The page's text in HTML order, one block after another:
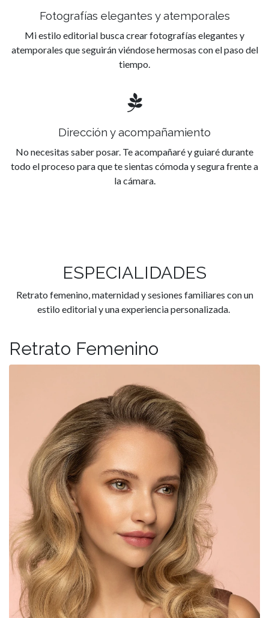
Fotografías elegantes y atemporales
Mi estilo editorial busca crear fotografías elegantes y
atemporales que seguirán viéndose hermosas con el paso del
tiempo.
Dirección y acompañamiento
No necesitas saber posar. Te acompañaré y guiaré durante
todo el proceso para que te sientas cómoda y segura frente a
la cámara.
ESPECIALIDADES
Retrato femenino, maternidad y sesiones familiares con un
estilo editorial y una experiencia personalizada.
Retrato Femenino